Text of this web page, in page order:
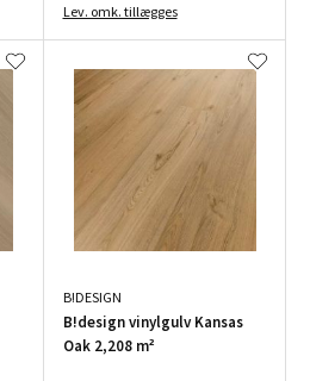
Lev. omk. tillægges
B!DESIGN
B!design vinylgulv Kansas
Oak 2,208 m²